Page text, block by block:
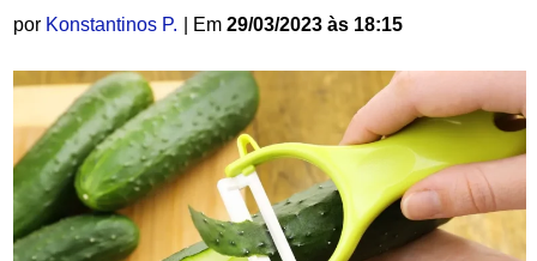
por Konstantinos P. | Em 29/03/2023 às 18:15